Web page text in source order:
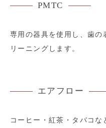
PMTC
専用の器具を使用し、歯の
リーニングします。
エアフロー
コーヒー・紅茶・タバコ